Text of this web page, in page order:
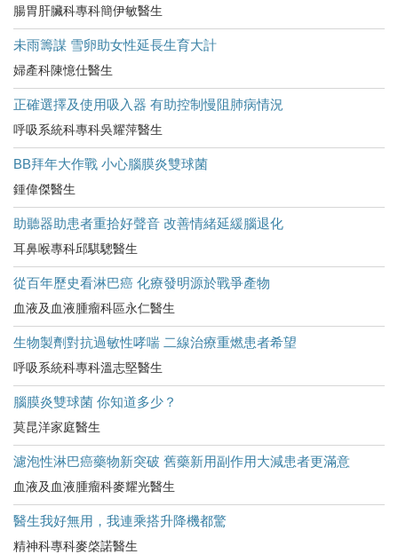
腸胃肝臟科專科簡伊敏醫生
未雨籌謀 雪卵助女性延長生育大計
婦產科陳憶仕醫生
正確選擇及使用吸入器 有助控制慢阻肺病情況
呼吸系統科專科吳耀萍醫生
BB拜年大作戰 小心腦膜炎雙球菌
鍾偉傑醫生
助聽器助患者重拾好聲音 改善情緒延緩腦退化
耳鼻喉專科邱騏驄醫生
從百年歷史看淋巴癌 化療發明源於戰爭產物
血液及血液腫瘤科區永仁醫生
生物製劑對抗過敏性哮喘 二線治療重燃患者希望
呼吸系統科專科溫志堅醫生
腦膜炎雙球菌 你知道多少？
莫昆洋家庭醫生
濾泡性淋巴癌藥物新突破 舊藥新用副作用大減患者更滿意
血液及血液腫瘤科麥耀光醫生
醫生我好無用，我連乘搭升降機都驚
精神科專科麥棨諾醫生